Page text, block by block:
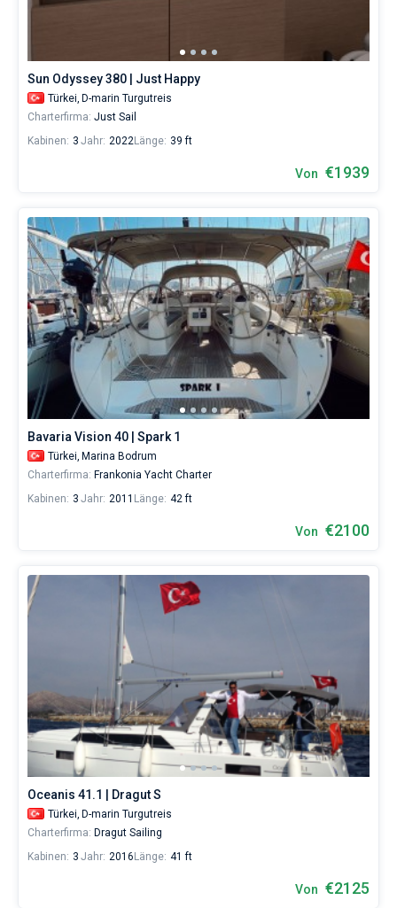
Yacht
Crew
(einen
Skipper/eine
Hostess/einen
Koch)
Yachtcharter-
Service
Bodrum
ohne
Skipper
wählen,
das
Boot
chartern
selbst
verwalten.
Sailica-
Katalog
der
Yachten
Angebote
Bodrum
Liebhaber
eines
erholsamen
Urlaubs
auch
für
Segler,
die
sich
ihr
Sun Odyssey 380 | Just Happy
Türkei, D-marin Turgutreis
Charterfirma: Just Sail
Kabinen: 3 Jahr: 2022Länge: 39 ft
Von €1939
Bavaria Vision 40 | Spark 1
Türkei, Marina Bodrum
Charterfirma: Frankonia Yacht Charter
Kabinen: 3 Jahr: 2011 Länge: 42 ft
Von €2100
Oceanis 41.1 | Dragut S
Türkei, D-marin Turgutreis
Charterfirma: Dragut Sailing
Kabinen: 3 Jahr: 2016 Länge: 41 ft
Von €2125